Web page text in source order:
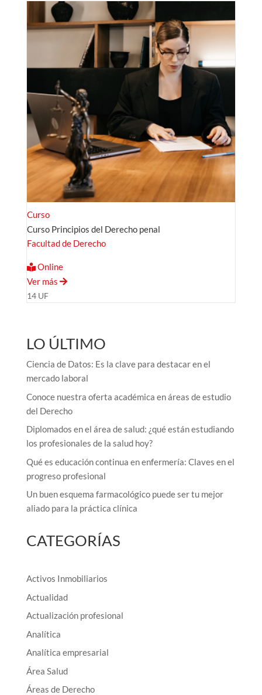
Curso
Curso Principios del Derecho penal
Facultad de Derecho
Online
Ver más
14 UF
LO ÚLTIMO
Ciencia de Datos: Es la clave para destacar en el
mercado laboral
Conoce nuestra oferta académica en áreas de estudio
del Derecho
Diplomados en el área de salud: ¿qué están estudiando
los profesionales de la salud hoy?
Qué es educación continua en enfermería: Claves en el
progreso profesional
Un buen esquema farmacológico puede ser tu mejor
aliado para la práctica clínica
CATEGORÍAS
Activos Inmobiliarios
Actualidad
Actualización profesional
Analítica
Analítica empresarial
Área Salud
Áreas de Derecho